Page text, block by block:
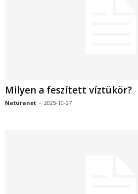
Milyen a feszített víztükör?
Naturanet - 2025-10-27